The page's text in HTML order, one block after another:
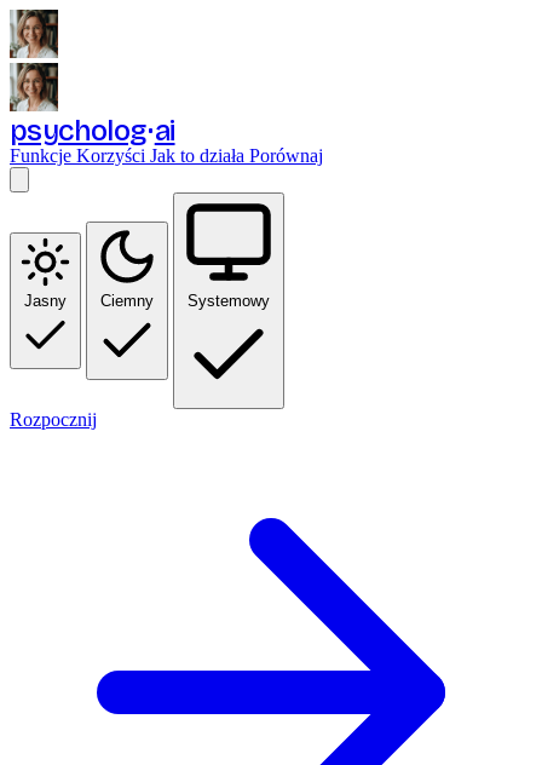
psycholog ai
Funkcje Korzyści Jak to działa Porównaj
Jasny Ciemny Systemowy
Rozpocznij